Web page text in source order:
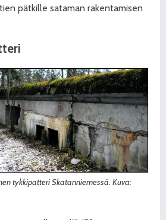
pätkille sataman rakentamisen
tykkipatteri Skatanniemessä. Kuva: